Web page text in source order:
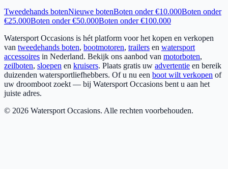
Tweedehands botenNieuwe botenBoten onder €10.000Boten onder
€25.000Boten onder €50.000Boten onder €100.000
Watersport Occasions is hét platform voor het kopen en verkopen
van tweedehands boten, bootmotoren, trailers en watersport
accessoires in Nederland. Bekijk ons aanbod van motorboten,
zeilboten, sloepen en kruisers. Plaats gratis uw advertentie en bereik
duizenden watersportliefhebbers. Of u nu een boot wilt verkopen of
uw droomboot zoekt — bij Watersport Occasions bent u aan het
juiste adres.
© 2026 Watersport Occasions. Alle rechten voorbehouden.